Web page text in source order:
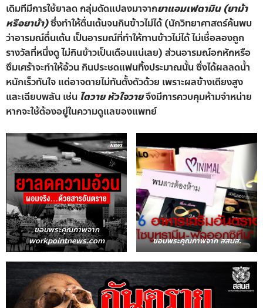
เดิมทีมีการใช้ยาลด กลุ่มดัดแปลงมาจากยาแอมเฟตามิน (ยาม้า
หรือยาบ้า)ซึ่งทำให้ตื่นเต้นจนกินข้าวไม่ได้ (นักวิทยาศาสตร์ค้นพบ
ว่าอารมณ์ตื่นเต้น เป็นอารมณ์ที่ทำให้ทานข้าวไม่ได้ ไม่เชื่อลองถูก
รางวัลที่หนึ่งดู ไม่กินข้าวเป็นเดือนแน่เลย) ส่วนอารมณ์อกหักหรือ
ซึมเศร้าจะทำให้อ้วน กินประชดแฟนทิ้งประมาณนั้น ซึ่งได้ผลลดน้ำ
หนักเร็วทันใจ แต่อาจตายไม่ทันตั้งตัวด้วย เพราะผลข้างเตียงสูง
และเฉียบพลัน เช่น ไตวาย หัวใจวายจึงมีการควบคุมห้ามจำหน่าย
หากจะใช้ต้องอยู่ในความดูแลของแพทย์
ขอบพระคุณภาพจาก
workpointnews.com
ขอบพระคุณภาพจาก สสนส.